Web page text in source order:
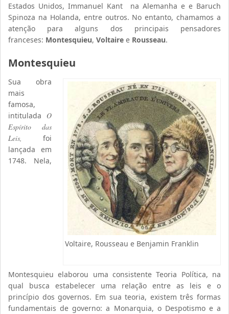
Estados Unidos, Immanuel Kant na Alemanha e e Baruch
Spinoza na Holanda, entre outros. No entanto, chamamos a
atenção para alguns dos principais pensadores
franceses: Montesquieu,Voltaire e Rousseau.
Montesquieu
Voltaire, Rousseau e Benjamin Franklin
Sua obra
mais
famosa,
intitulada O
Espírito das
Leis,
foi
lançada em
1748. Nela,
Montesquieu elaborou uma consistente Teoria Política, na
qual busca estabelecer uma relação entre as leis e o
princípio dos governos. Em sua teoria, existem três formas
fundamentais de governo: a Monarquia, o Despotismo e a